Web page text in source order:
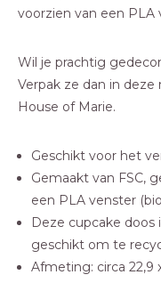
voorzien van een PLA
Wil je prachtig
Verpak ze dan in
House of Marie.
Geschikt voor het
Gemaakt van FSC,
een PLA venster
Deze cupcake doos
geschikt om te
Afmeting: circa 22,9